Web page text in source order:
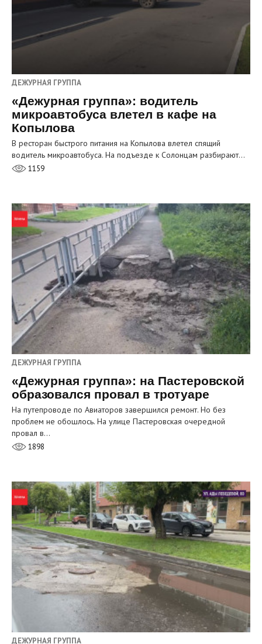
ДЕЖУРНАЯ ГРУППА
«Дежурная группа»: водитель
микроавтобуса влетел в кафе на
Копылова
В ресторан быстрого питания на Копылова влетел спящий
водитель микроавтобуса. На подъезде к Солонцам разбирают…
1159
ДЕЖУРНАЯ ГРУППА
«Дежурная группа»: на Пастеровской
образовался провал в тротуаре
На путепроводе по Авиаторов завершился ремонт. Но без
проблем не обошлось. На улице Пастеровская очередной
провал в…
1898
ДЕЖУРНАЯ ГРУППА